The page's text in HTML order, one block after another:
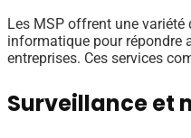
Les MSP offrent une variété
informatique pour répondre
entreprises. Ces services
Surveillance et